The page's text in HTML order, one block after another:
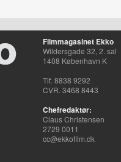
Filmmagasinet Ekko
Wildersgade 32, 2. sal
1408 København K
Tlf. 8838 9292
CVR. 3468 8443
Chefredaktør:
Claus Christensen
2729 0011
cc@ekkofilm.dk